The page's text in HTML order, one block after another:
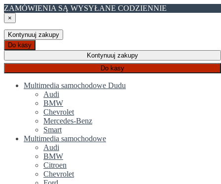
ZAMÓWIENIA SĄ WYSYŁANE CODZIENNIE
×
Kontynuuj zakupy
Do kasy
Kontynuuj zakupy
Do kasy
Multimedia samochodowe Dudu
Audi
BMW
Chevrolet
Mercedes-Benz
Smart
Multimedia samochodowe
Audi
BMW
Citroen
Chevrolet